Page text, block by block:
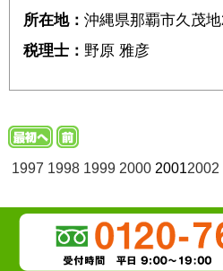
所在地： 沖縄県那覇市久茂
税理士： 野原 雅彦
1997 1998 1999 200020012002